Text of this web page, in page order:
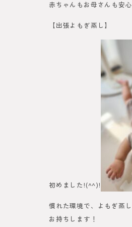
赤ちゃんもお母さんも安
【出張よもぎ蒸し】
初めました!(^^)!
慣れた環境で、よもぎ蒸
お持ちします！